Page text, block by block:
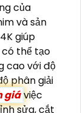
của
và sản
giúp
thể tạo
cao với độ
phân giải
giáviệc
sửa, cắt